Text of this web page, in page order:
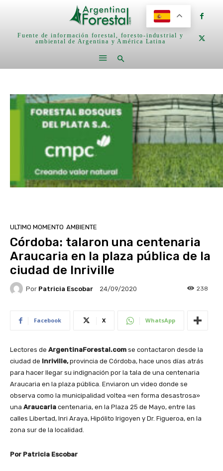
Fuente de información forestal, foresto-industrial y
ambiental de Argentina y América Latina
ULTIMO MOMENTO AMBIENTE
Córdoba: talaron una centenaria
Araucaria en la plaza pública de la
ciudad de Inriville
Por Patricia Escobar 24/09/2020 238
Facebook X WhatsApp
Lectores de ArgentinaForestal.com se contactaron desde la
ciudad de Inriville,provincia de Córdoba, hace unos días atrás
para hacer llegar su indignación por la tala de una centenaria
Araucaria en la plaza pública. Enviaron un video donde se
observa como la municipalidad voltea «en forma desastrosa»
una Araucaria centenaria, en la Plaza 25 de Mayo, entre las
calles Libertad, Inri Araya, Hipólito Irigoyen y Dr. Figueroa, en la
zona sur de la localidad.
Por Patricia Escobar